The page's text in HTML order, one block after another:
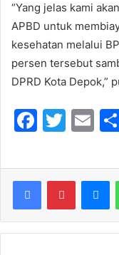
“Yang jelas kami
APBD untuk
kesehatan melalui
persen tersebut
DPRD Kota Depok,”
F
c
e
b
o
T
itt
er
E
ai
l